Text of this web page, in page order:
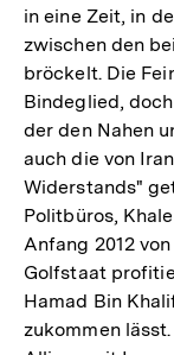
in eine Zeit, in
zwischen den
bröckelt. Die
Bindeglied,
der den Nahen
auch die von
Widerstands"
Politbüros,
Anfang 2012
Golfstaat
Hamad Bin
zukommen